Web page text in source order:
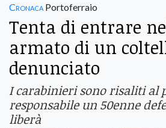
Cronaca Portoferraio
Tenta di entrare
armato di un
denunciato
I carabinieri sono risaliti al
responsabile un 50enne
liberà